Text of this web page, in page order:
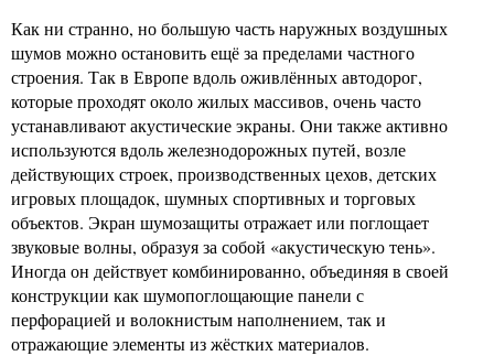
Как ни странно, но большую часть наружных воздушных
шумов можно остановить ещё за пределами частного
строения. Так в Европе вдоль оживлённых автодорог,
которые проходят около жилых массивов, очень часто
устанавливают акустические экраны. Они также активно
используются вдоль железнодорожных путей, возле
действующих строек, производственных цехов, детских
игровых площадок, шумных спортивных и торговых
объектов. Экран шумозащиты отражает или поглощает
звуковые волны, образуя за собой «акустическую тень».
Иногда он действует комбинированно, объединяя в своей
конструкции как шумопоглощающие панели с
перфорацией и волокнистым наполнением, так и
отражающие элементы из жёстких материалов.